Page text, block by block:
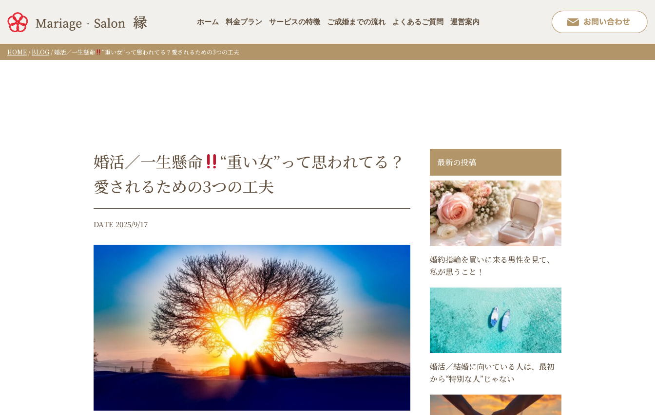
ホーム 料金プラン サービスの特徴 ご成婚までの流れ よくあるご質問 運営案内
HOME /BLOG /婚活／一生懸命 “重い女”って思われてる？愛されるための3つの工夫
婚活／一生懸命
“重い女”って思われてる？
愛されるための3つの工夫
DATE 2025/9/17
最新の投稿
婚約指輪を買いに来る男性を見て、
私が思うこと！
婚活／結婚に向いている人は、最初
から“特別な人”じゃない